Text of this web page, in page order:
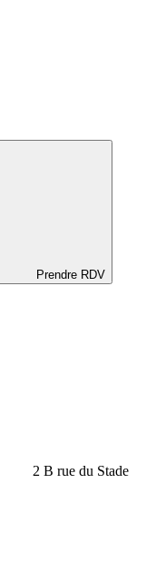
Prendre RDV
2 B rue du Stade